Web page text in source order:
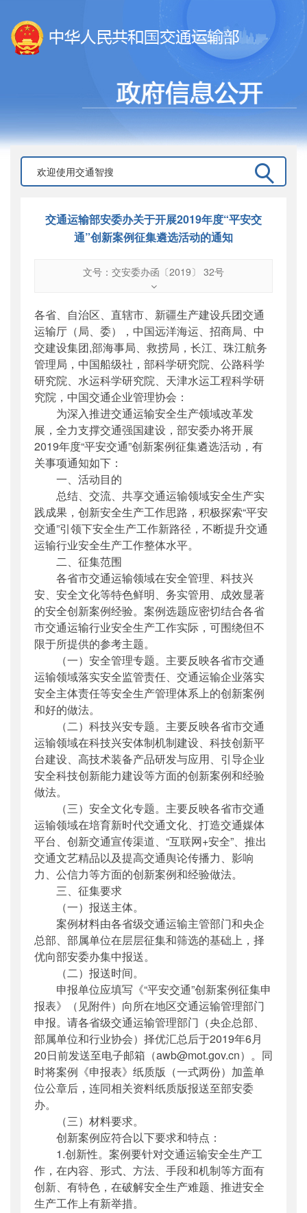
交通运输部安委办关于开展2019年度“平安交
通”创新案例征集遴选活动的通知
文号：交安委办函〔2019〕 32号
交安委办函〔2019〕 32号
公开日期：2019年04月28日
主题词：
平安交通;创新案例;征集遴选
机构分类：安全与质量监督管理司
主题分类：安全质量
公文类型：部函
各省、自治区、直辖市、新疆生产建设兵团交通
运输厅（局、委），中国远洋海运、招商局、中
交建设集团,部海事局、救捞局，长江、珠江航务
管理局，中国船级社，部科学研究院、公路科学
研究院、水运科学研究院、天津水运工程科学研
究院，中国交通企业管理协会：
为深入推进交通运输安全生产领域改革发
展，全力支撑交通强国建设，部安委办将开展
2019年度“平安交通”创新案例征集遴选活动，有
关事项通知如下：
一、活动目的
总结、交流、共享交通运输领域安全生产实
践成果，创新安全生产工作思路，积极探索“平安
交通”引领下安全生产工作新路径，不断提升交通
运输行业安全生产工作整体水平。
二、征集范围
各省市交通运输领域在安全管理、科技兴
安、安全文化等特色鲜明、务实管用、成效显著
的安全创新案例经验。案例选题应密切结合各省
市交通运输行业安全生产工作实际，可围绕但不
限于所提供的参考主题。
（一）安全管理专题。主要反映各省市交通
运输领域落实安全监管责任、交通运输企业落实
安全主体责任等安全生产管理体系上的创新案例
和好的做法。
（二）科技兴安专题。主要反映各省市交通
运输领域在科技兴安体制机制建设、科技创新平
台建设、高技术装备产品研发与应用、引导企业
安全科技创新能力建设等方面的创新案例和经验
做法。
（三）安全文化专题。主要反映各省市交通
运输领域在培育新时代交通文化、打造交通媒体
平台、创新交通宣传渠道、“互联网+安全”、推出
交通文艺精品以及提高交通舆论传播力、影响
力、公信力等方面的创新案例和经验做法。
三、征集要求
（一）报送主体。
案例材料由各省级交通运输主管部门和央企
总部、部属单位在层层征集和筛选的基础上，择
优向部安委办集中报送。
（二）报送时间。
申报单位应填写《“平安交通”创新案例征集申
报表》（见附件）向所在地区交通运输管理部门
申报。请各省级交通运输管理部门（央企总部、
部属单位和行业协会）择优汇总后于2019年6月
20日前发送至电子邮箱（awb@mot.gov.cn）。同
时将案例《申报表》纸质版（一式两份）加盖单
位公章后，连同相关资料纸质版报送至部安委
办。
（三）材料要求。
创新案例应符合以下要求和特点：
1.创新性。案例要针对交通运输安全生产工
作，在内容、形式、方法、手段和机制等方面有
创新、有特色，在破解安全生产难题、推进安全
生产工作上有新举措。